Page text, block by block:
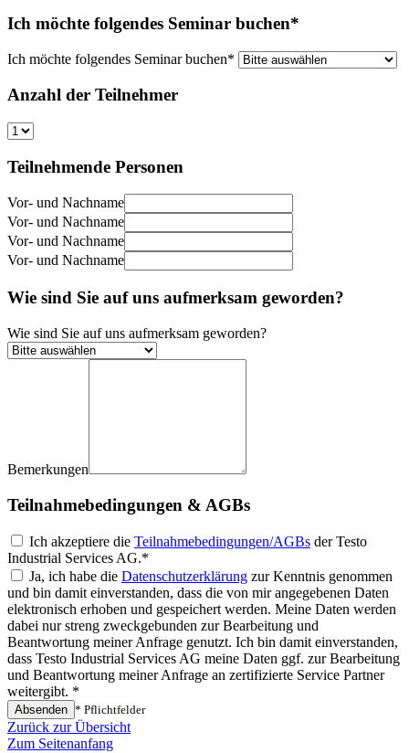
Ich möchte folgendes Seminar buchen*
Ich möchte folgendes Seminar buchen*
Anzahl der Teilnehmer
Teilnehmende Personen
Vor- und Nachname
Vor- und Nachname
Vor- und Nachname
Vor- und Nachname
Wie sind Sie auf uns aufmerksam geworden?
Wie sind Sie auf uns aufmerksam geworden?
Bemerkungen
Teilnahmebedingungen & AGBs
Ich akzeptiere die Teilnahmebedingungen/AGBs der Testo
Industrial Services AG.*
Ja, ich habe die Datenschutzerklärung zur Kenntnis genommen
und bin damit einverstanden, dass die von mir angegebenen Daten
elektronisch erhoben und gespeichert werden. Meine Daten werden
dabei nur streng zweckgebunden zur Bearbeitung und
Beantwortung meiner Anfrage genutzt. Ich bin damit einverstanden,
dass Testo Industrial Services AG meine Daten ggf. zur Bearbeitung
und Beantwortung meiner Anfrage an zertifizierte Service Partner
weitergibt. *
Absenden * Pflichtfelder
Zurück zur Übersicht
Zum Seitenanfang